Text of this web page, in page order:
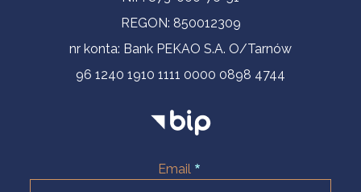
REGON: 850012309
nr konta: Bank PEKAO S.A. O/Tarnów
96 1240 1910 1111 0000 0898 4744
Email